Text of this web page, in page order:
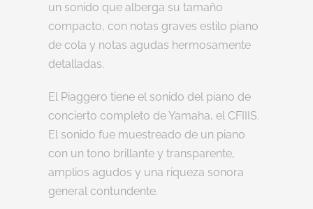
un sonido que alberga su tamaño
compacto, con notas graves estilo piano
de cola y notas agudas hermosamente
detalladas.
El Piaggero tiene el sonido del piano de
concierto completo de Yamaha, el CFIIIS.
El sonido fue muestreado de un piano
con un tono brillante y transparente,
amplios agudos y una riqueza sonora
general contundente.